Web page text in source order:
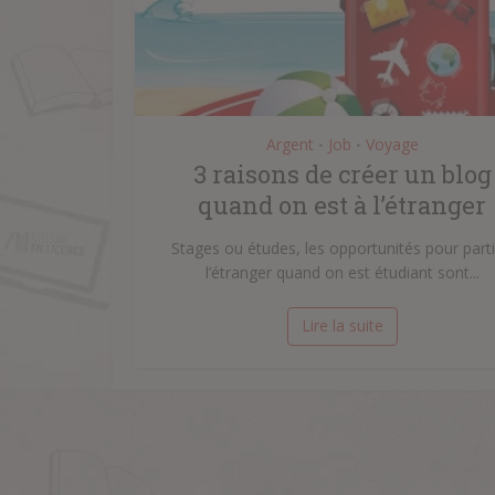
Argent Job Voyage
3 raisons de créer un blog
quand on est à l’étranger
Stages ou études, les opportunités pour
l’étranger quand on est étudiant sont...
Lire la suite